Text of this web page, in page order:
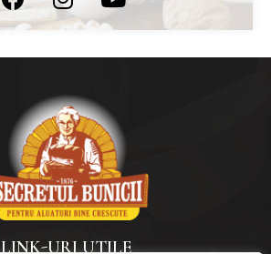
LINK-URI UTILE